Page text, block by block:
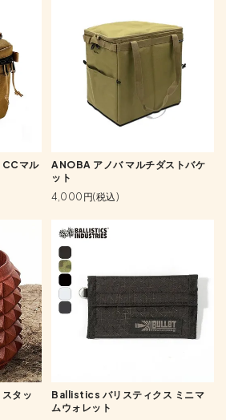
マル
ANOBA アノバ マルチダストバケ
ット
4,000円(税込)
タッ
Ballistics バリスティクス ミニマ
ムウォレット